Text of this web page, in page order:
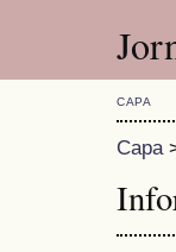
CAPA
Capa